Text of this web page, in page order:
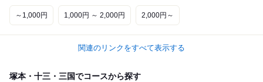
～1,000円 1,000円 ～ 2,000円 2,000円～
関連のリンクをすべて表示する
塚本・十三・三国でコースから探す